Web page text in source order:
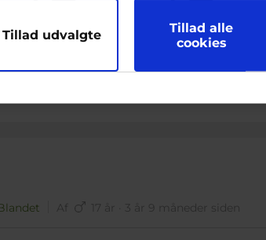
Tillad udvalgte
Tillad alle
cookies
der er noget forkert ved, at jeg stadig
jeg er blevet 18. Jeg ved ikke...
har svaret
Af 17 år · 3 år 9 måneder siden